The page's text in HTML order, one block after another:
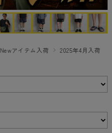
Newアイテム入荷 2025年4月入荷